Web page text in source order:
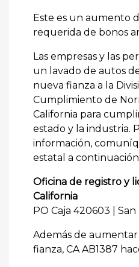
Este es un aumento
requerida de bonos
Las empresas y las
un lavado de autos
nueva fianza a la
Cumplimiento de
California para
estado y la industria.
información,
estatal a
Oficina de registro y
California
PO Caja 420603 | San
Además de
fianza, CA AB1387